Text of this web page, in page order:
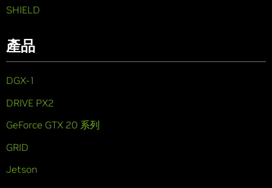
SHIELD
產品
DGX-1
DRIVE PX2
GeForce GTX 20 系列
GRID
Jetson